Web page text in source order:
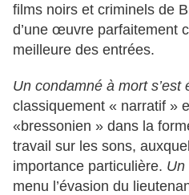
films noirs et criminels de
d’une œuvre parfaitement
meilleure des entrées.
Un condamné à mort s’est
classiquement « narratif »
«bressonien » dans la
travail sur les sons,
importance particulière. Un
menu l’évasion du